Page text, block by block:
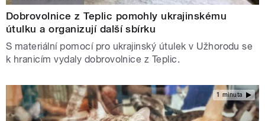
Dobrovolnice z Teplic pomohly ukrajinskému
útulku a organizují další sbírku
S materiální pomocí pro ukrajinský útulek v Užhorodu se
k hranicím vydaly dobrovolnice z Teplic.
1 minuta